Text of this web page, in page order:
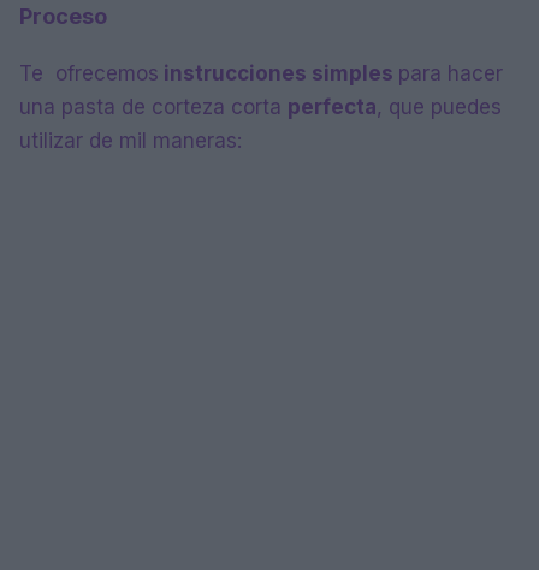
Proceso
Te ofrecemos instrucciones simples para hacer
una pasta de corteza corta perfecta, que puedes
utilizar de mil maneras: